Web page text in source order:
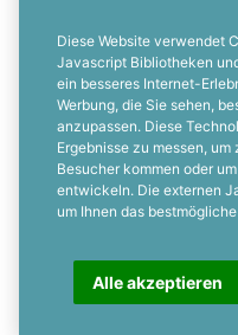
Diese Website verwendet
Javascript Bibliotheken
ein besseres Internet-
Werbung, die Sie sehen,
anzupassen. Diese
Ergebnisse zu messen,
Besucher kommen oder
entwickeln. Die externen
um Ihnen das
Alle akzeptieren